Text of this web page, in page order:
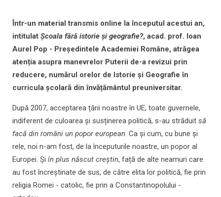
Într-un material transmis online la începutul acestui an,
intitulat Școala fără istorie și geografie?, acad. prof. Ioan
Aurel Pop - Președintele Academiei Române, atrăgea
atenția asupra manevrelor Puterii de-a revizui prin
reducere, numărul orelor de Istorie și Geografie în
curricula școlară din învățământul preuniversitar.
După 2007, acceptarea țării noastre în UE, toate guvernele,
indiferent de culoarea și susținerea politică, s-au străduit să
facă din români un popor european. Ca și cum, cu bune și
rele, noi n-am fost, de la începuturile noastre, un popor al
Europei. Și în plus născut creștin, față de alte neamuri care
au fost încreștinate de sus, de către elita lor politică, fie prin
religia Romei - catolic, fie prin a Constantinopolului -